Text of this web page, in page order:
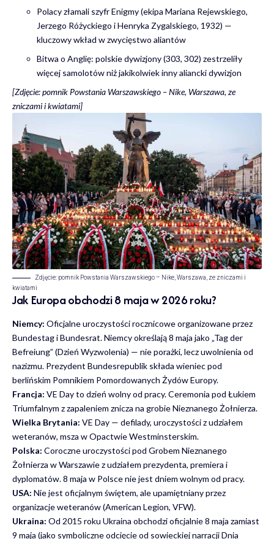
Polacy złamali szyfr Enigmy (ekipa Mariana Rejewskiego,
Jerzego Różyckiego i Henryka Zygalskiego, 1932) —
kluczowy wkład w zwycięstwo aliantów
Bitwa o Anglię: polskie dywizjony (303, 302) zestrzeliły
więcej samolotów niż jakikolwiek inny aliancki dywizjon
[Zdjęcie: pomnik Powstania Warszawskiego – Nike, Warszawa, ze
zniczami i kwiatami]
Zdjęcie: pomnik Powstania Warszawskiego – Nike, Warszawa, ze zniczami i
kwiatami
Jak Europa obchodzi 8 maja w 2026 roku?
Niemcy: Oficjalne uroczystości rocznicowe organizowane przez
Bundestag i Bundesrat. Niemcy określają 8 maja jako „Tag der
Befreiung” (Dzień Wyzwolenia) — nie porażki, lecz uwolnienia od
nazizmu. Prezydent Bundesrepublik składa wieniec pod
berlińskim Pomnikiem Pomordowanych Żydów Europy.
Francja: VE Day to dzień wolny od pracy. Ceremonia pod Łukiem
Triumfalnym z zapaleniem znicza na grobie Nieznanego Żołnierza.
Wielka Brytania: VE Day — defilady, uroczystości z udziałem
weteranów, msza w Opactwie Westminsterskim.
Polska: Coroczne uroczystości pod Grobem Nieznanego
Żołnierza w Warszawie z udziałem prezydenta, premiera i
dyplomatów. 8 maja w Polsce nie jest dniem wolnym od pracy.
USA: Nie jest oficjalnym świętem, ale upamiętniany przez
organizacje weteranów (American Legion, VFW).
Ukraina: Od 2015 roku Ukraina obchodzi oficjalnie 8 maja zamiast
9 maja (jako symboliczne odcięcie od sowieckiej narracji Dnia